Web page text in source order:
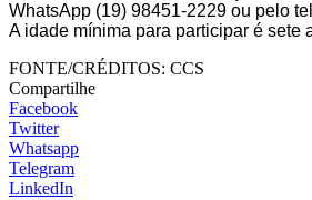
WhatsApp (19) 98451-2229 ou pelo
A idade mínima para participar é sete
FONTE/CRÉDITOS: CCS
Compartilhe
Facebook
Twitter
Whatsapp
Telegram
LinkedIn